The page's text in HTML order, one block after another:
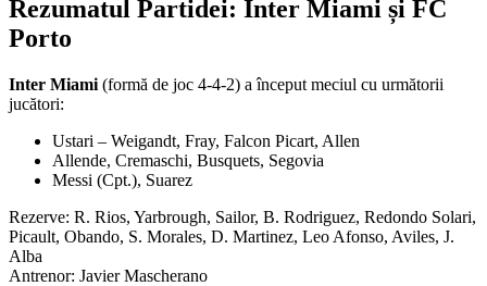
Rezumatul Partidei: Inter Miami și FC
Porto
Inter Miami (formă de joc 4-4-2) a început meciul cu următorii
jucători:
Ustari – Weigandt, Fray, Falcon Picart, Allen
Allende, Cremaschi, Busquets, Segovia
Messi (Cpt.), Suarez
Rezerve: R. Rios, Yarbrough, Sailor, B. Rodriguez, Redondo Solari,
Picault, Obando, S. Morales, D. Martinez, Leo Afonso, Aviles, J.
Alba
Antrenor: Javier Mascherano